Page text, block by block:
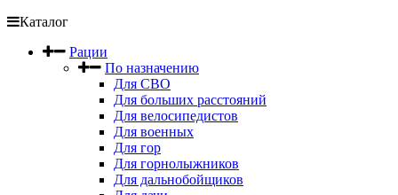
Каталог
Рации
По назначению
Для СВО
Для больших расстояний
Для велосипедистов
Для военных
Для гор
Для горнолыжников
Для дальнобойщиков